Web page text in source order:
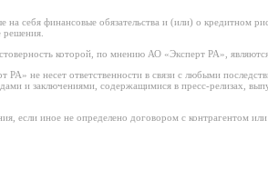
себя финансовые обязательства и (или) о кредитном
решения.
которой, по мнению АО «Эксперт РА»,
не несет ответственности в связи с любыми
и заключениями, содержащимися в пресс-релизах,
если иное не определено договором с контрагентом или